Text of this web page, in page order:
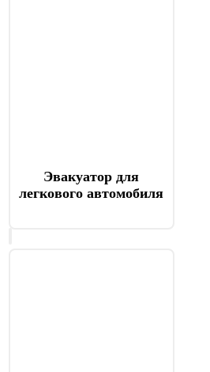
Эвакуатор для
легкового автомобиля